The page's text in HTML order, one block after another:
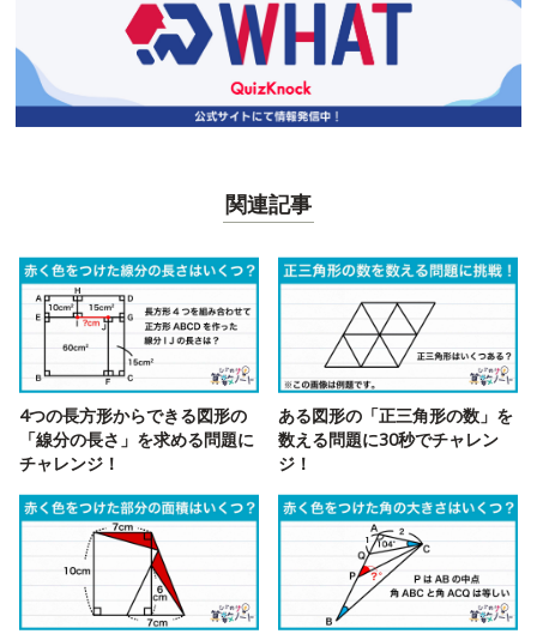
関連記事
4つの長方形からできる図形の
「線分の長さ」を求める問題に
チャレンジ！
ある図形の「正三角形の数」を
数える問題に30秒でチャレン
ジ！